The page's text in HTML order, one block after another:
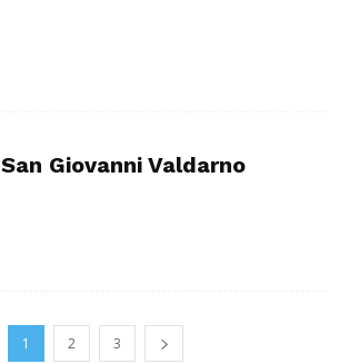
San Giovanni Valdarno
1 2 3